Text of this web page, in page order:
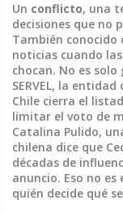
Un conflicto, una
decisiones que no
También conocido
noticias cuando
chocan. No es solo
SERVEL, la entidad
Chile cierra el
limitar el voto de
Catalina Pulido,
chilena dice que
décadas de
anuncio. Eso no
quién decide qué